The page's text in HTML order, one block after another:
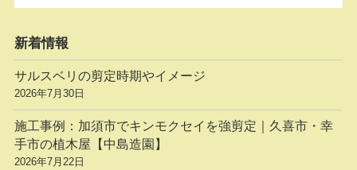
新着情報
サルスベリの剪定時期やイメージ
2026年7月30日
施工事例：加須市でキンモクセイを強剪定｜久喜市・幸
手市の植木屋【中島造園】
2026年7月22日